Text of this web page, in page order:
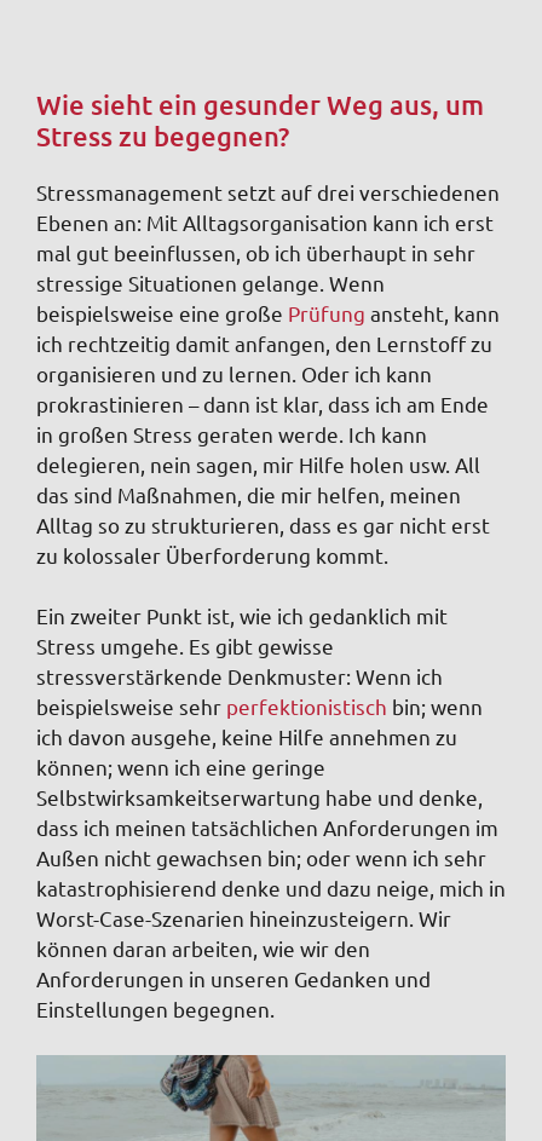
Wie sieht ein gesunder Weg aus, um
Stress zu begegnen?
Stressmanagement setzt auf drei verschiedenen
Ebenen an: Mit Alltagsorganisation kann ich erst
mal gut beeinflussen, ob ich überhaupt in sehr
stressige Situationen gelange. Wenn
beispielsweise eine große Prüfung ansteht, kann
ich rechtzeitig damit anfangen, den Lernstoff zu
organisieren und zu lernen. Oder ich kann
prokrastinieren – dann ist klar, dass ich am Ende
in großen Stress geraten werde. Ich kann
delegieren, nein sagen, mir Hilfe holen usw. All
das sind Maßnahmen, die mir helfen, meinen
Alltag so zu strukturieren, dass es gar nicht erst
zu kolossaler Überforderung kommt.
Ein zweiter Punkt ist, wie ich gedanklich mit
Stress umgehe. Es gibt gewisse
stressverstärkende Denkmuster: Wenn ich
beispielsweise sehr perfektionistisch bin; wenn
ich davon ausgehe, keine Hilfe annehmen zu
können; wenn ich eine geringe
Selbstwirksamkeitserwartung habe und denke,
dass ich meinen tatsächlichen Anforderungen im
Außen nicht gewachsen bin; oder wenn ich sehr
katastrophisierend denke und dazu neige, mich in
Worst-Case-Szenarien hineinzusteigern. Wir
können daran arbeiten, wie wir den
Anforderungen in unseren Gedanken und
Einstellungen begegnen.